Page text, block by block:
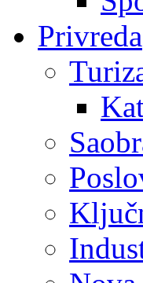
Privreda